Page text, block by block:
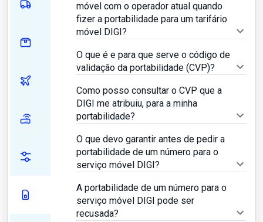
móvel com o operador atual quando
fizer a portabilidade para um tarifário
móvel DIGI?
O que é e para que serve o código de
validação da portabilidade (CVP)?
Como posso consultar o CVP que a
DIGI me atribuiu, para a minha
portabilidade?
O que devo garantir antes de pedir a
portabilidade de um número para o
serviço móvel DIGI?
A portabilidade de um número para o
serviço móvel DIGI pode ser
recusada?